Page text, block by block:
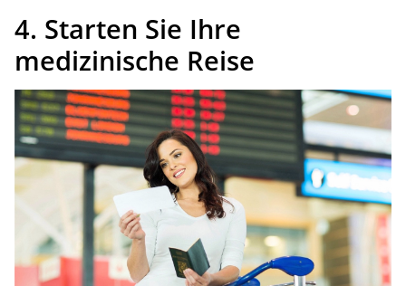
4. Starten Sie Ihre
medizinische Reise